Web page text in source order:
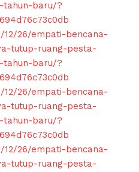
tahun-baru/?
12/26/empati-bencana-
tutup-ruang-pesta-
tahun-baru/?
12/26/empati-bencana-
tutup-ruang-pesta-
tahun-baru/?
12/26/empati-bencana-
tutup-ruang-pesta-